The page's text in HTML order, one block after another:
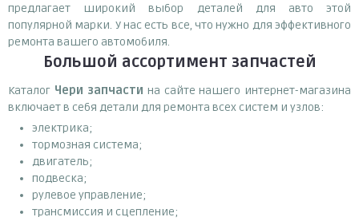
предлагает широкий выбор деталей для авто этой
популярной марки. У нас есть все, что нужно для эффективного
ремонта вашего автомобиля.
Большой ассортимент запчастей
Каталог Чери запчасти на сайте нашего интернет-магазина
включает в себя детали для ремонта всех систем и узлов:
электрика;
тормозная система;
двигатель;
подвеска;
рулевое управление;
трансмиссия и сцепление;